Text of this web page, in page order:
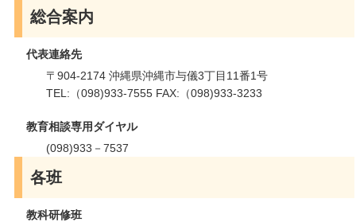
総合案内
代表連絡先
〒904-2174 沖縄県沖縄市与儀3丁目11番1号
TEL:（098)933-7555 FAX:（098)933-3233
教育相談専用ダイヤル
(098)933－7537
各班
教科研修班